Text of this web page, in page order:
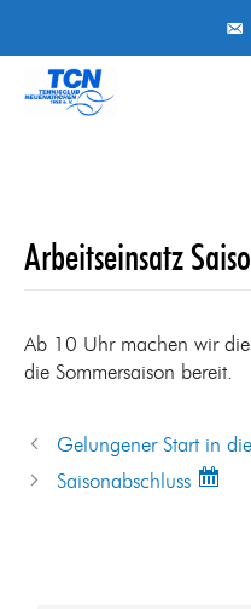
springen
Arbeitseinsatz
Ab 10 Uhr machen wir
die Sommersaison bereit.
Gelungener Start in
Saisonabschluss